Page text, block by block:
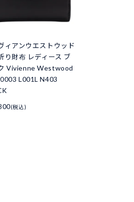
ィアンウエストウッド
り財布 レディース ブ
Vivienne Westwood
L001L N403
(税込)